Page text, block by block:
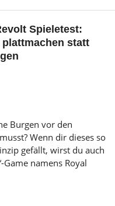
Spieletest:
plattmachen statt
Burgen vor den
Wenn dir dieses so
gefällt, wirst du auch
Game namens Royal